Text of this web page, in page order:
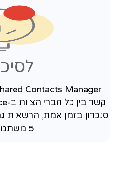
סנכרון בזמן אמת, הרשאות
5 משתמשים.